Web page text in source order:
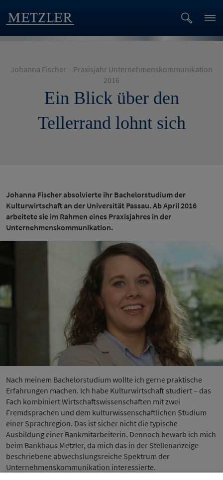
Johanna Fischer – Praxisjahr Unternehmenskommunikation
2016
Ein Blick über den
Tellerrand lohnt sich
Johanna Fischer absolvierte ihr Bachelorstudium der
Kulturwirtschaft an der Universität Passau. Ab April 2016
arbeitete sie im Rahmen eines Praxisjahres in der
Unternehmenskommunikation.
Nach meinem Bachelorstudium wollte ich gerne praktische
Erfahrungen machen. Ich habe Kulturwirtschaft studiert – das
Fach kombiniert Wirtschaftswissenschaften mit zwei
Fremdsprachen und dem kulturwissenschaftlichen Studium
einer Sprachregion. Das ist sicher nicht die typische
Ausbildung einer Bankmitarbeiterin. Dennoch bewarb ich mich
beim Bankhaus Metzler, da mich das in der Stellenanzeige
beschriebene abwechslungsreiche Spektrum der
Unternehmenskommunikation interessierte.